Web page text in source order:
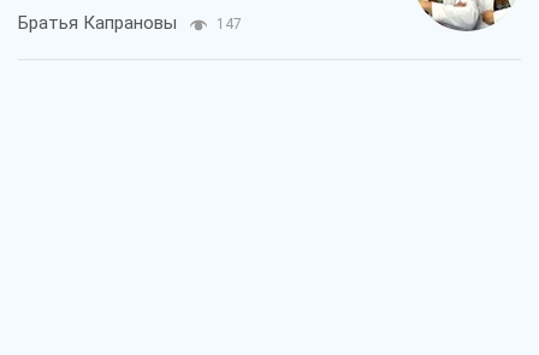
Братья Капрановы 147